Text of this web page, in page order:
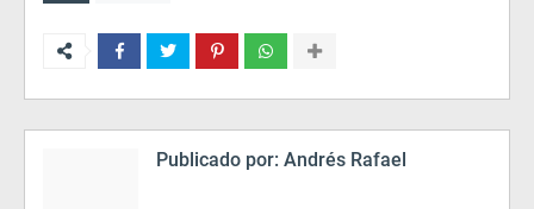
Publicado por: Andrés Rafael